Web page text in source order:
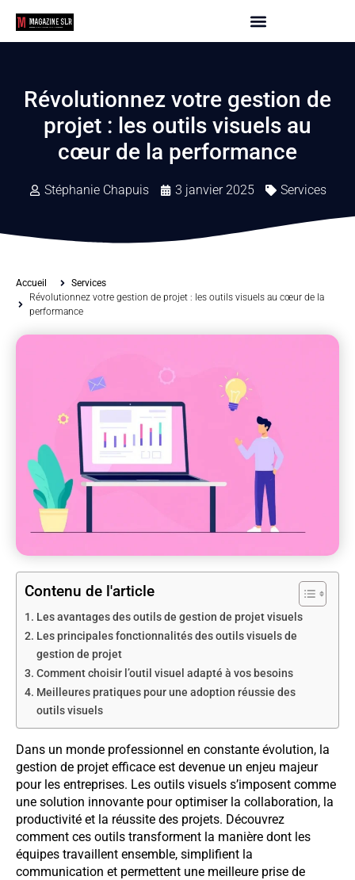
Révolutionnez votre gestion de
projet : les outils visuels au
cœur de la performance
Stéphanie Chapuis 3 janvier 2025 Services
Accueil
Services
Révolutionnez votre gestion de projet : les outils visuels au cœur de la
performance
Contenu de l'article
Les avantages des outils de gestion de projet visuels
Les principales fonctionnalités des outils visuels de
gestion de projet
Comment choisir l’outil visuel adapté à vos besoins
Meilleures pratiques pour une adoption réussie des
outils visuels
Dans un monde professionnel en constante évolution, la
gestion de projet efficace est devenue un enjeu majeur
pour les entreprises. Les outils visuels s’imposent comme
une solution innovante pour optimiser la collaboration, la
productivité et la réussite des projets. Découvrez
comment ces outils transforment la manière dont les
équipes travaillent ensemble, simplifient la
communication et permettent une meilleure prise de